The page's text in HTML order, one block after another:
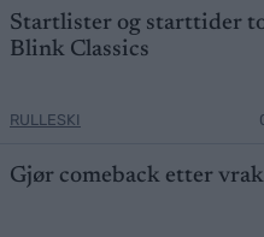
Startlister og starttider
Blink Classics
RULLESKI
Gjør comeback etter